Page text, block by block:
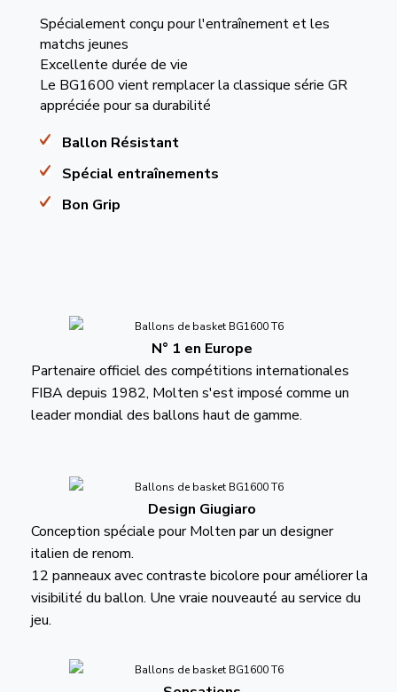
Spécialement conçu pour l'entraînement et les
matchs jeunes
Excellente durée de vie
Le BG1600 vient remplacer la classique série GR
appréciée pour sa durabilité
Ballon Résistant
Spécial entraînements
Bon Grip
N° 1 en Europe
Partenaire officiel des compétitions internationales
FIBA depuis 1982, Molten s'est imposé comme un
leader mondial des ballons haut de gamme.
Design Giugiaro
Conception spéciale pour Molten par un designer
italien de renom.
12 panneaux avec contraste bicolore pour améliorer la
visibilité du ballon. Une vraie nouveauté au service du
jeu.